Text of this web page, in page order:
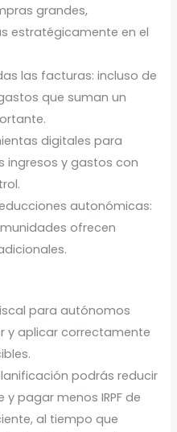
grandes,
estratégicamente en el
las facturas: incluso de
que suman un
digitales para
ingresos y gastos con
autonómicas:
ofrecen
para autónomos
y aplicar correctamente
podrás reducir
pagar menos IRPF de
al tiempo que